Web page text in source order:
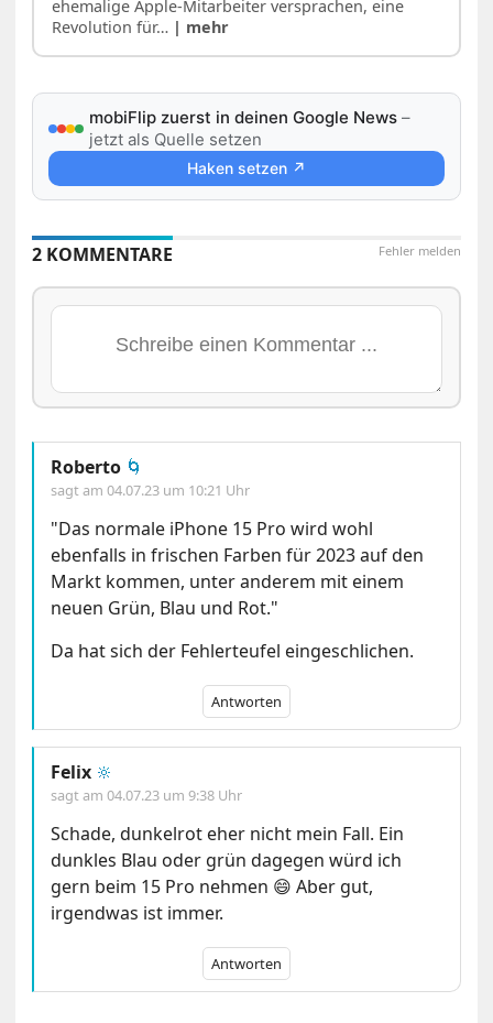
ehemalige Apple-Mitarbeiter versprachen, eine
Revolution für… | mehr
mobiFlip zuerst in deinen Google News –
jetzt als Quelle setzen
Haken setzen ↗
Fehler melden
2 KOMMENTARE
Roberto 🌀
sagt am04.07.23 um 10:21 Uhr
"Das normale iPhone 15 Pro wird wohl
ebenfalls in frischen Farben für 2023 auf den
Markt kommen, unter anderem mit einem
neuen Grün, Blau und Rot."
Da hat sich der Fehlerteufel eingeschlichen.
Antworten
Felix 🔆
sagt am04.07.23 um 9:38 Uhr
Schade, dunkelrot eher nicht mein Fall. Ein
dunkles Blau oder grün dagegen würd ich
gern beim 15 Pro nehmen 😄 Aber gut,
irgendwas ist immer.
Antworten